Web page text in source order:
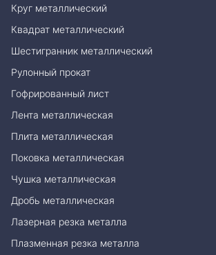
Круг металлический
Квадрат металлический
Шестигранник металлический
Рулонный прокат
Гофрированный лист
Лента металлическая
Плита металлическая
Поковка металлическая
Чушка металлическая
Дробь металлическая
Лазерная резка металла
Плазменная резка металла